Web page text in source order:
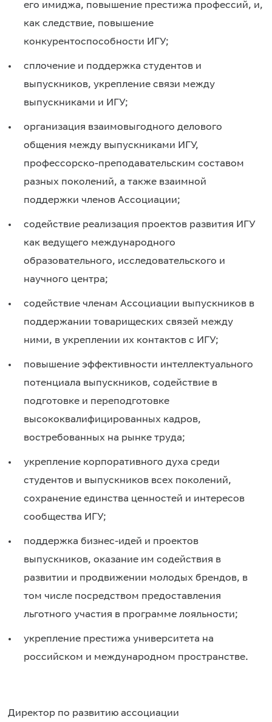
его имиджа, повышение престижа профессий, и,
как следствие, повышение
конкурентоспособности ИГУ;
сплочение и поддержка студентов и
выпускников, укрепление связи между
выпускниками и ИГУ;
организация взаимовыгодного делового
общения между выпускниками ИГУ,
профессорско-преподавательским составом
разных поколений, а также взаимной
поддержки членов Ассоциации;
содействие реализация проектов развития ИГУ
как ведущего международного
образовательного, исследовательского и
научного центра;
содействие членам Ассоциации выпускников в
поддержании товарищеских связей между
ними, в укреплении их контактов с ИГУ;
повышение эффективности интеллектуального
потенциала выпускников, содействие в
подготовке и переподготовке
высококвалифицированных кадров,
востребованных на рынке труда;
укрепление корпоративного духа среди
студентов и выпускников всех поколений,
сохранение единства ценностей и интересов
сообщества ИГУ;
поддержка бизнес-идей и проектов
выпускников, оказание им содействия в
развитии и продвижении молодых брендов, в
том числе посредством предоставления
льготного участия в программе лояльности;
укрепление престижа университета на
российском и международном пространстве.
Директор по развитию ассоциации